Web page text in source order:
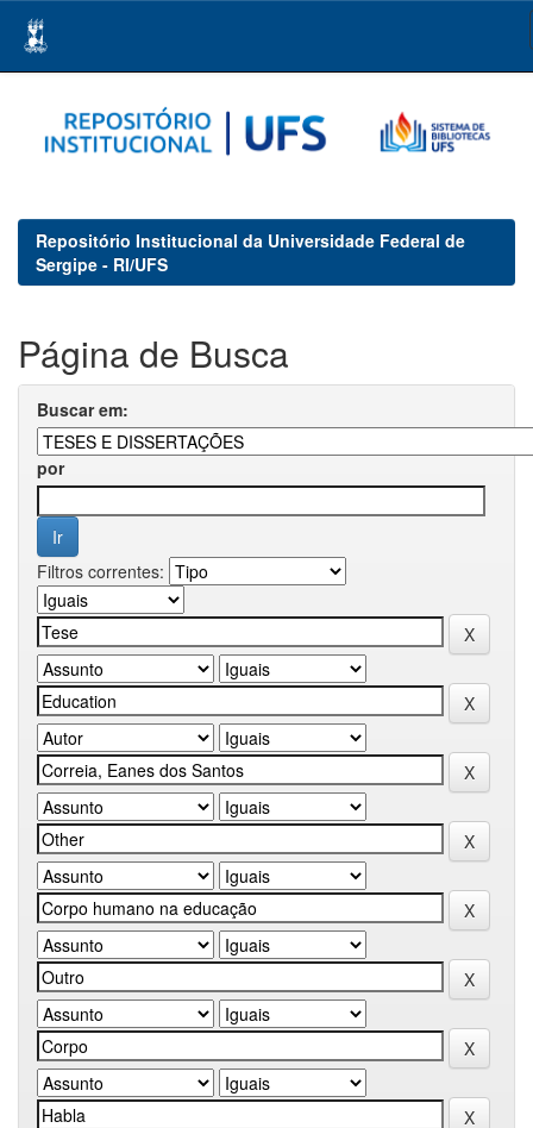
navigation
Repositório Institucional da Universidade Federal de
Sergipe - RI/UFS
Página de Busca
Buscar em:
por
Filtros correntes: